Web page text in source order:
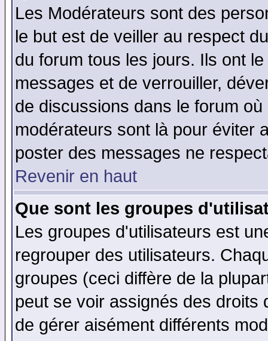
Les Modérateurs sont des
le but est de veiller au respect
du forum tous les jours. Ils ont
messages et de verrouiller,
de discussions dans le forum
modérateurs sont là pour éviter
poster des messages ne
Revenir en haut
Que sont les groupes
Les groupes d'utilisateurs est
regrouper des utilisateurs.
groupes (ceci diffère de la
peut se voir assignés des
de gérer aisément différents